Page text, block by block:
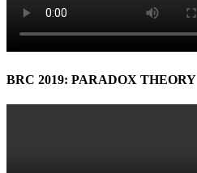
BRC 2019: PARADOX THEORY